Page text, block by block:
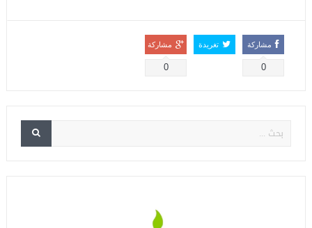
مشاركة
0
تغريدة مشاركة
0